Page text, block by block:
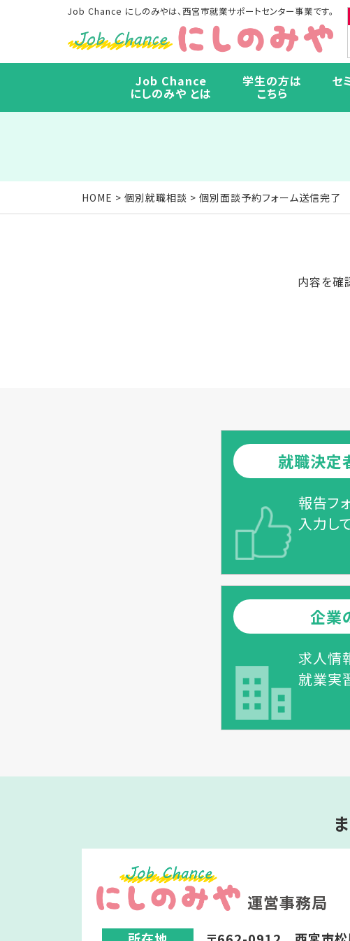
Job Chance にしのみやは、西宮市就業サポートセンター事業です。
Job Chance
にしのみや とは
学生の方は
こちら
セ
HOME > 個別就職相談 > 個別面談予約フォーム送信完了
内容を確
就職決定
報告フ
入力し
企業
求人情
就業実
運営事務局